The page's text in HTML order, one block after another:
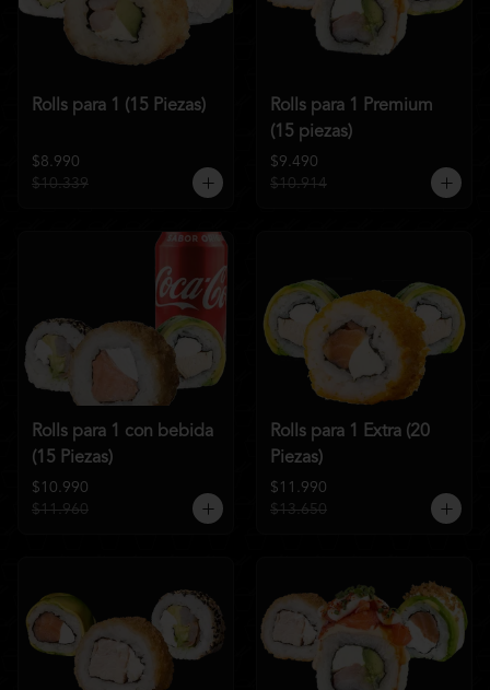
Rolls para 1 (15 Piezas)
$8.990
$10.339
Rolls para 1 Premium
(15 piezas)
$9.490
$10.914
Rolls para 1 con bebida
(15 Piezas)
$10.990
$11.960
Rolls para 1 Extra (20
Piezas)
$11.990
$13.650